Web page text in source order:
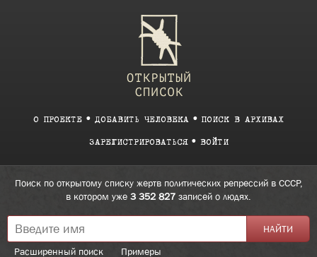
О ПРОЕКТЕ ДОБАВИТЬ ЧЕЛОВЕКА ПОИСК В АРХИВАХ
ЗАРЕГИСТРИРОВАТЬСЯ ВОЙТИ
Поиск по открытому списку жертв политических репрессий в СССР,
в котором уже 3 352 827 записей о людях.
Расширенный поиск Примеры